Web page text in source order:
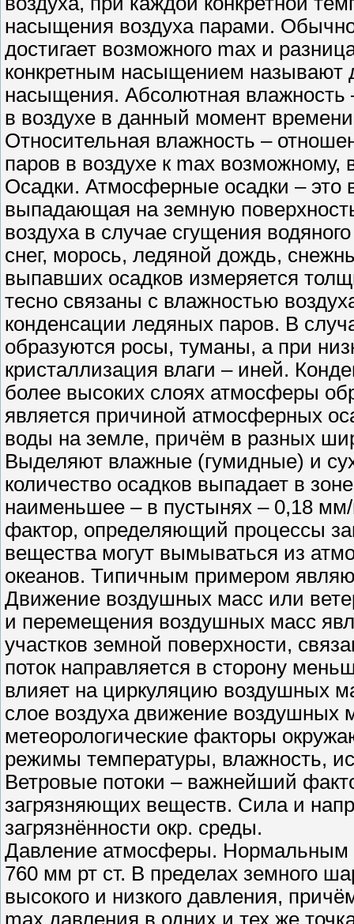
насыщения воздуха парами.
достигает возможного max и
конкретным насыщением называют
насыщения. Абсолютная влажность
в воздухе в данный момент
Относительная влажность –
паров в воздухе к max
Осадки. Атмосферные осадки – это
выпадающая на земную
воздуха в случае сгущения
снег, морось, ледяной дождь,
выпавших осадков измеряется
тесно связаны с влажностью
конденсации ледяных паров. В
образуются росы, туманы, а при
кристаллизация влаги – иней.
более высоких слоях атмосферы
является причиной атмосферных
воды на земле, причём в разных
Выделяют влажные (гумидные) и
количество осадков выпадает в
наименьшее – в пустынях – 0,18
фактор, определяющий процессы
вещества могут вымываться из
океанов. Типичным примером
Движение воздушных масс или
и перемещения воздушных масс
участков земной поверхности,
поток направляется в сторону
влияет на циркуляцию воздушных
слое воздуха движение воздушных
метеорологические факторы
режимы температуры, влажность,
Ветровые потоки – важнейший
загрязняющих веществ. Сила и
загрязнённости окр. среды.
Давление атмосферы. Нормальным
760 мм рт ст. В пределах земного
высокого и низкого давления,
max давления в одних и тех же